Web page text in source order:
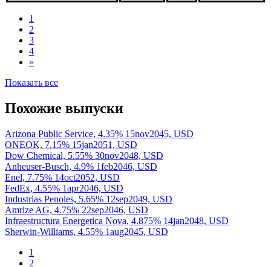
1
2
3
4
»
Показать все
Похожие выпуски
Arizona Public Service, 4.35% 15nov2045, USD
ONEOK, 7.15% 15jan2051, USD
Dow Chemical, 5.55% 30nov2048, USD
Anheuser-Busch, 4.9% 1feb2046, USD
Enel, 7.75% 14oct2052, USD
FedEx, 4.55% 1apr2046, USD
Industrias Penoles, 5.65% 12sep2049, USD
Amrize AG, 4.75% 22sep2046, USD
Infraestructura Energetica Nova, 4.875% 14jan2048, USD
Sherwin-Williams, 4.55% 1aug2045, USD
1
2